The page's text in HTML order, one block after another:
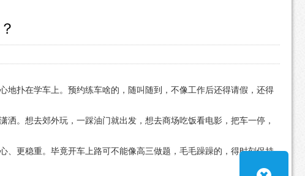
扑在学车上。预约练车啥的，随叫随到，不像工作后还得请假，还得
。想去郊外玩，一踩油门就出发，想去商场吃饭看电影，把车一停，
更稳重。毕竟开车上路可不能像高三做题，毛毛躁躁的，得时刻保持